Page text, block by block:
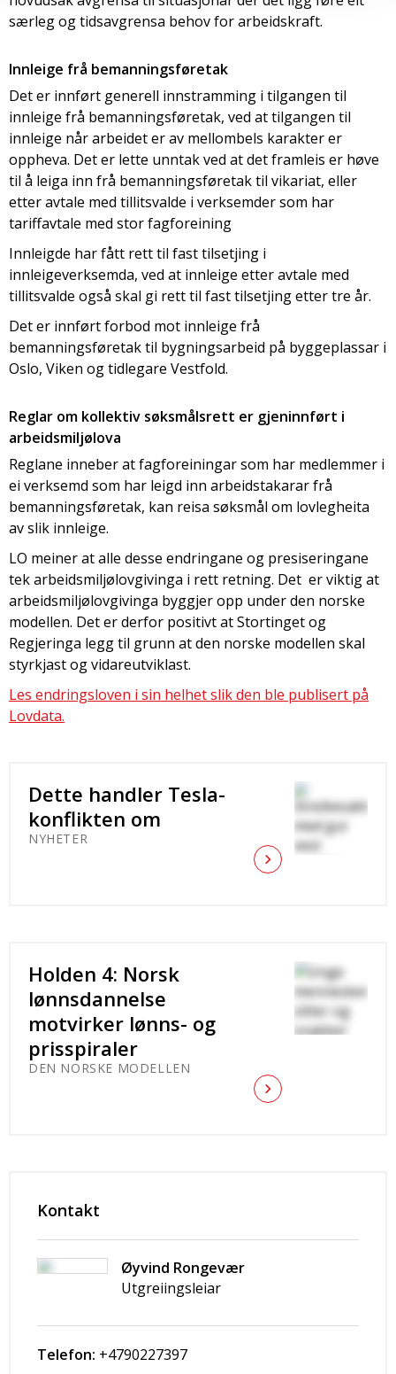
særleg og tidsavgrensa behov for arbeidskraft.
Innleige frå bemanningsføretak
Det er innført generell innstramming i tilgangen til
innleige frå bemanningsføretak, ved at tilgangen til
innleige når arbeidet er av mellombels karakter er
oppheva. Det er lette unntak ved at det framleis er høve
til å leiga inn frå bemanningsføretak til vikariat, eller
etter avtale med tillitsvalde i verksemder som har
tariffavtale med stor fagforeining
Innleigde har fått rett til fast tilsetjing i
innleigeverksemda, ved at innleige etter avtale med
tillitsvalde også skal gi rett til fast tilsetjing etter tre år.
Det er innført forbod mot innleige frå
bemanningsføretak til bygningsarbeid på byggeplassar i
Oslo, Viken og tidlegare Vestfold.
Reglar om kollektiv søksmålsrett er gjeninnført i
arbeidsmiljølova
Reglane inneber at fagforeiningar som har medlemmer i
ei verksemd som har leigd inn arbeidstakarar frå
bemanningsføretak, kan reisa søksmål om lovlegheita
av slik innleige.
LO meiner at alle desse endringane og presiseringane
tek arbeidsmiljølovgivinga i rett retning. Det er viktig at
arbeidsmiljølovgivinga byggjer opp under den norske
modellen. Det er derfor positivt at Stortinget og
Regjeringa legg til grunn at den norske modellen skal
styrkjast og vidareutviklast.
Les endringsloven i sin helhet slik den ble publisert på
Lovdata.
Dette handler Tesla-
konflikten om
NYHETER
Holden 4: Norsk
lønnsdannelse
motvirker lønns- og
prisspiraler
DEN NORSKE MODELLEN
Kontakt
Øyvind Rongevær
Utgreiingsleiar
Telefon: +4790227397